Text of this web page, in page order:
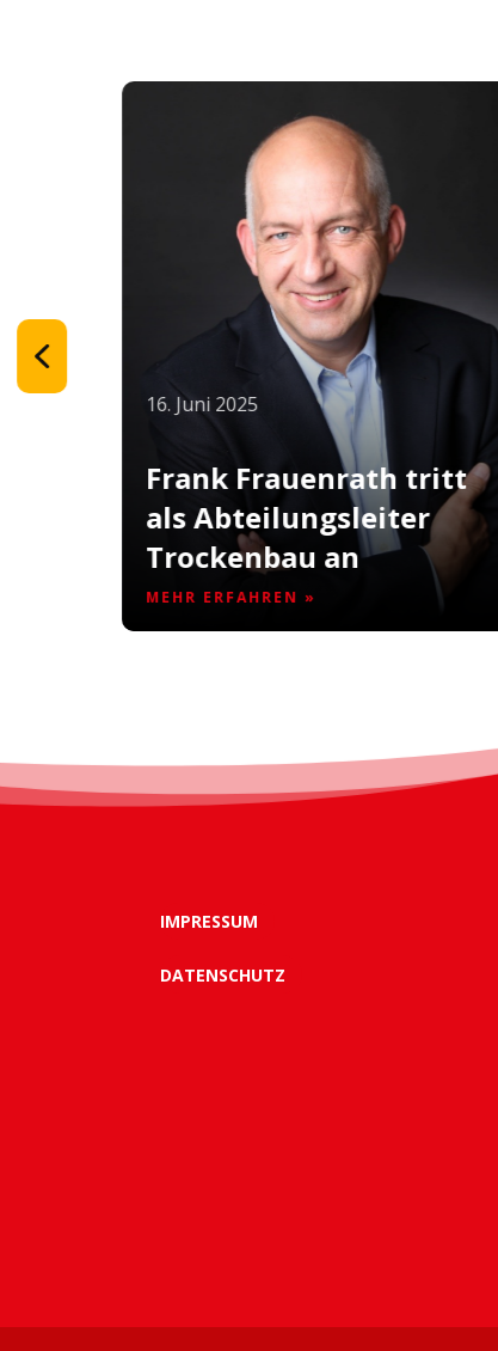
16. Juni 2025
Frank Frauenrath tritt
als Abteilungsleiter
Trockenbau an
MEHR ERFAHREN »
IMPRESSUM
DATENSCHUTZ